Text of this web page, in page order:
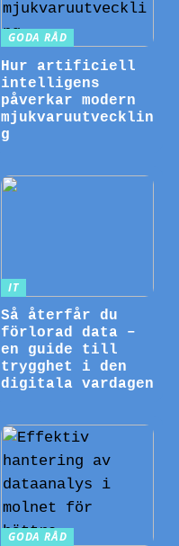
GODA RÅD
Hur artificiell
intelligens
påverkar modern
mjukvaruutvecklin
g
IT
Så återfår du
förlorad data –
en guide till
trygghet i den
digitala vardagen
GODA RÅD